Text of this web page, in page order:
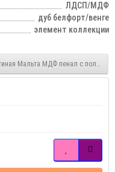
ЛДСП/МДФ
дуб белфорт/венге
элемент коллекции
Мальта МДФ пенал с полкой